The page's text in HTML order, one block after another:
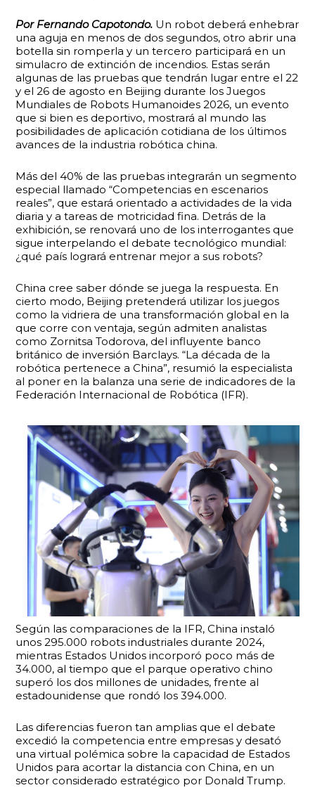
Por Fernando Capotondo. Un robot deberá enhebrar
una aguja en menos de dos segundos, otro abrir una
botella sin romperla y un tercero participará en un
simulacro de extinción de incendios. Estas serán
algunas de las pruebas que tendrán lugar entre el 22
y el 26 de agosto en Beijing durante los Juegos
Mundiales de Robots Humanoides 2026, un evento
que si bien es deportivo, mostrará al mundo las
posibilidades de aplicación cotidiana de los últimos
avances de la industria robótica china.
Más del 40% de las pruebas integrarán un segmento
especial llamado “Competencias en escenarios
reales”, que estará orientado a actividades de la vida
diaria y a tareas de motricidad fina. Detrás de la
exhibición, se renovará uno de los interrogantes que
sigue interpelando el debate tecnológico mundial:
¿qué país logrará entrenar mejor a sus robots?
China cree saber dónde se juega la respuesta. En
cierto modo, Beijing pretenderá utilizar los juegos
como la vidriera de una transformación global en la
que corre con ventaja, según admiten analistas
como Zornitsa Todorova, del influyente banco
británico de inversión Barclays. “La década de la
robótica pertenece a China”, resumió la especialista
al poner en la balanza una serie de indicadores de la
Federación Internacional de Robótica (IFR).
Según las comparaciones de la IFR, China instaló
unos 295.000 robots industriales durante 2024,
mientras Estados Unidos incorporó poco más de
34.000, al tiempo que el parque operativo chino
superó los dos millones de unidades, frente al
estadounidense que rondó los 394.000.
Las diferencias fueron tan amplias que el debate
excedió la competencia entre empresas y desató
una virtual polémica sobre la capacidad de Estados
Unidos para acortar la distancia con China, en un
sector considerado estratégico por Donald Trump.